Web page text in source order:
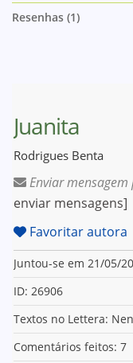
Resenhas (1)
Juanita
Rodrigues Benta
Enviar
enviar mensagens]
Favoritar autora
Juntou-se em 21/05/
ID: 26906
Textos no Lettera:
Comentários feitos: 7